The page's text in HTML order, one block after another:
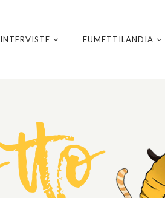
INTERVISTE FUMETTILANDIA